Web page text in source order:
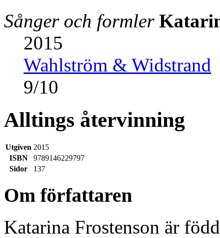
Sånger och formler
2015
Wahlström & Widstrand
9/10
Alltings återvinning
Utgiven 2015
ISBN
9789146229797
Sidor
137
Om författaren
Katarina Frostenson är